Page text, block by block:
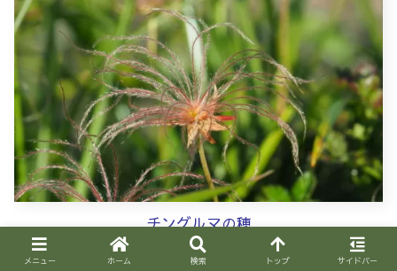
チングルマの穂
メニュー ホーム 検索 トップ サイドバー